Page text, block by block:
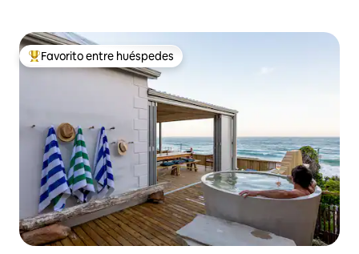
Favorito entre huéspedes preferido
Favorito entre huéspedes